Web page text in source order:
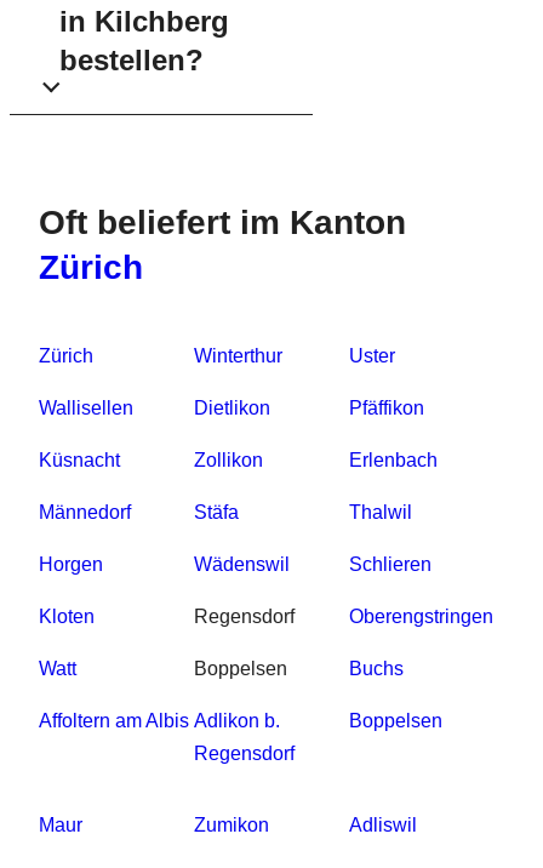
in Kilchberg
bestellen?
Oft beliefert im Kanton
Zürich
Zürich
Wallisellen
Küsnacht
Männedorf
Horgen
Kloten
Watt
Affoltern am Albis
Winterthur
Dietlikon
Zollikon
Stäfa
Wädenswil
Regensdorf
Boppelsen
Adlikon b.
Regensdorf
Uster
Pfäffikon
Erlenbach
Thalwil
Schlieren
Oberengstringen
Buchs
Boppelsen
Maur Zumikon Adliswil